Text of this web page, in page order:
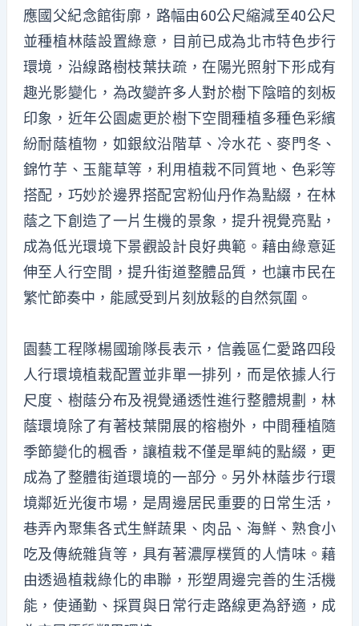
應國父紀念館街廓，路幅由60公尺縮減至40公尺
並種植林蔭設置綠意，目前已成為北市特色步行
環境，沿線路樹枝葉扶疏，在陽光照射下形成有
趣光影變化，為改變許多人對於樹下陰暗的刻板
印象，近年公園處更於樹下空間種植多種色彩繽
紛耐蔭植物，如銀紋沿階草、冷水花、麥門冬、
錦竹芋、玉龍草等，利用植栽不同質地、色彩等
搭配，巧妙於邊界搭配宮粉仙丹作為點綴，在林
蔭之下創造了一片生機的景象，提升視覺亮點，
成為低光環境下景觀設計良好典範。藉由綠意延
伸至人行空間，提升街道整體品質，也讓市民在
繁忙節奏中，能感受到片刻放鬆的自然氛圍。
園藝工程隊楊國瑜隊長表示，信義區仁愛路四段
人行環境植栽配置並非單一排列，而是依據人行
尺度、樹蔭分布及視覺通透性進行整體規劃，林
蔭環境除了有著枝葉開展的榕樹外，中間種植隨
季節變化的楓香，讓植栽不僅是單純的點綴，更
成為了整體街道環境的一部分。另外林蔭步行環
境鄰近光復市場，是周邊居民重要的日常生活，
巷弄內聚集各式生鮮蔬果、肉品、海鮮、熟食小
吃及傳統雜貨等，具有著濃厚樸質的人情味。藉
由透過植栽綠化的串聯，形塑周邊完善的生活機
能，使通勤、採買與日常行走路線更為舒適，成